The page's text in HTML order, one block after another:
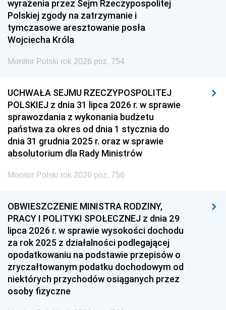
wyrażenia przez Sejm Rzeczypospolitej
Polskiej zgody na zatrzymanie i
tymczasowe aresztowanie posła
Wojciecha Króla
Monitor Polski rok 2026 poz. 754
UCHWAŁA SEJMU RZECZYPOSPOLITEJ
POLSKIEJ z dnia 31 lipca 2026 r. w sprawie
sprawozdania z wykonania budżetu
państwa za okres od dnia 1 stycznia do
dnia 31 grudnia 2025 r. oraz w sprawie
absolutorium dla Rady Ministrów
Monitor Polski rok 2026 poz. 756
OBWIESZCZENIE MINISTRA RODZINY,
PRACY I POLITYKI SPOŁECZNEJ z dnia 29
lipca 2026 r. w sprawie wysokości dochodu
za rok 2025 z działalności podlegającej
opodatkowaniu na podstawie przepisów o
zryczałtowanym podatku dochodowym od
niektórych przychodów osiąganych przez
osoby fizyczne